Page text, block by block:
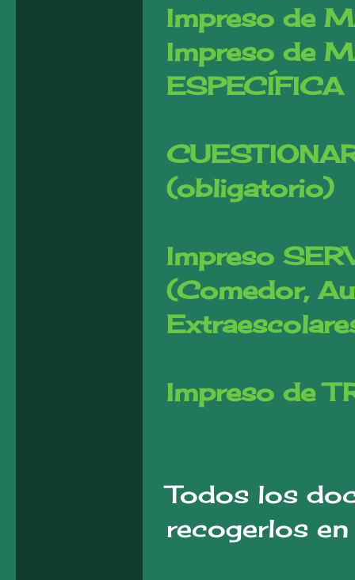
Impreso de
Impreso de
ESPECÍFICA
(obligatorio)
Impreso
(Comedor,
Impreso de
Todos los
recogerlos